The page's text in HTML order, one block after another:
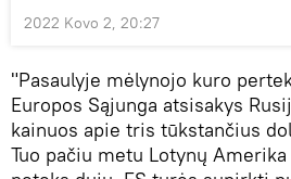
2022 Kovo 2, 20:27
"Pasaulyje mėlynojo kuro
Europos Sąjunga atsisakys
kainuos apie tris tūkstančius
Tuo pačiu metu Lotynų